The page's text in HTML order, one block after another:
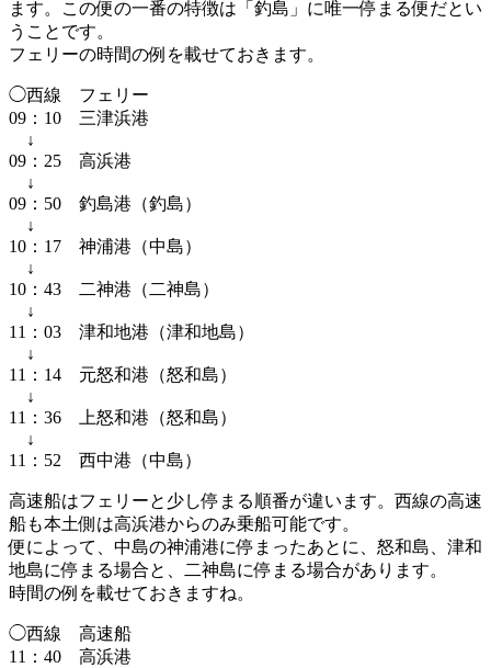
ます。この便の一番の特徴は「釣島」に唯一停まる便だとい
うことです。
フェリーの時間の例を載せておきます。
◯西線 フェリー
09：10 三津浜港
↓
09：25 高浜港
↓
09：50 釣島港（釣島）
↓
10：17 神浦港（中島）
↓
10：43 二神港（二神島）
↓
11：03 津和地港（津和地島）
↓
11：14 元怒和港（怒和島）
↓
11：36 上怒和港（怒和島）
↓
11：52 西中港（中島）
高速船はフェリーと少し停まる順番が違います。西線の高速
船も本土側は高浜港からのみ乗船可能です。
便によって、中島の神浦港に停まったあとに、怒和島、津和
地島に停まる場合と、二神島に停まる場合があります。
時間の例を載せておきますね。
◯西線 高速船
11：40 高浜港